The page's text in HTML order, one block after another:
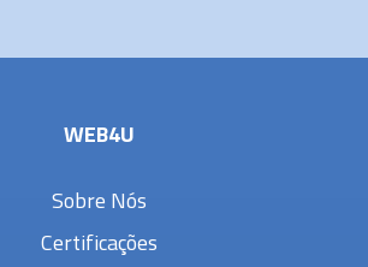
WEB4U
Sobre Nós
Certificações